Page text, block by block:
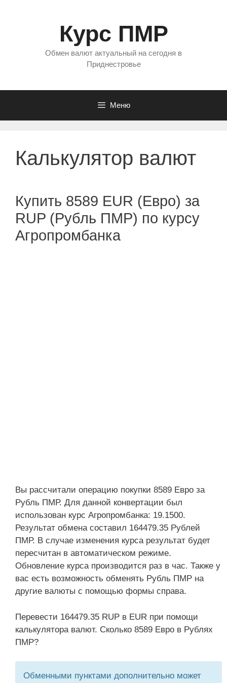
Курс ПМР
Обмен валют актуальный на сегодня в
Приднестровье
Меню
Калькулятор валют
Купить 8589 EUR (Евро) за
RUP (Рубль ПМР) по курсу
Агропромбанка
Вы рассчитали операцию покупки 8589 Евро за
Рубль ПМР. Для данной конвертации был
использован курс Агропромбанка: 19.1500.
Результат обмена составил 164479.35 Рублей
ПМР. В случае изменения курса результат будет
пересчитан в автоматическом режиме.
Обновление курса производится раз в час. Также у
вас есть возможность обменять Рубль ПМР на
другие валюты с помощью формы справа.
Перевести 164479.35 RUP в EUR при помощи
калькулятора валют. Сколько 8589 Евро в Рублях
ПМР?
Обменными пунктами дополнительно может